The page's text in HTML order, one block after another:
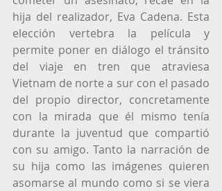
hija del realizador, Eva Cadena. Esta
elección vertebra la película y
permite poner en diálogo el tránsito
del viaje en tren que atraviesa
Vietnam de norte a sur con el pasado
del propio director, concretamente
con la mirada que él mismo tenía
durante la juventud que compartió
con su amigo. Tanto la narración de
su hija como las imágenes quieren
asomarse al mundo como si se viera